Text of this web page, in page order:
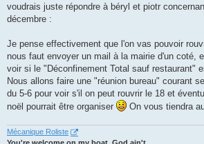
a
g
voudrais juste répondre à béryl et piotr
décembre :
Je pense effectivement que l'on vas pouvoir
nous faut envoyer un mail à la mairie d'un coté,
voir si le "Déconfinement Total sauf restaurant"
Nous allons faire une "réunion bureau" courant
du 5-6 pour voir s'il on peut rouvrir le 18 et
noël pourrait être organiser
On vous tiendra
Mécanique Roliste